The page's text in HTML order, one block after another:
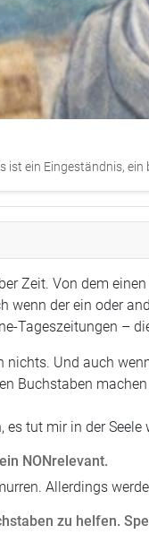
ein Eingeständnis,
Zeit. Von dem
wenn der ein oder
Tageszeitungen –
Und auch
Buchstaben
tut mir in der
NONrelevant.
Allerdings
zu helfen.